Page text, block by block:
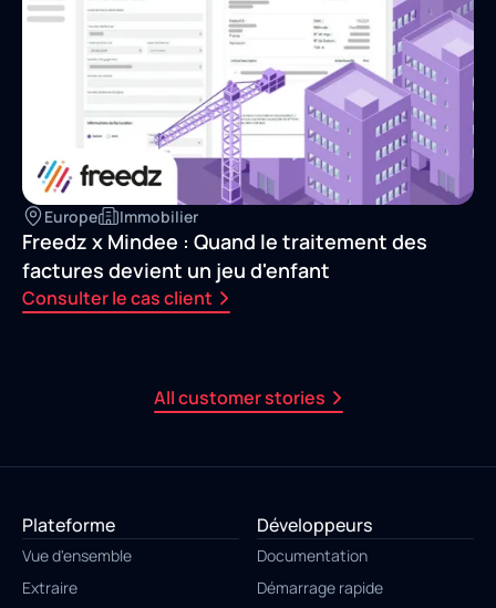
Europe Immobilier
Freedz x Mindee : Quand le traitement des
factures devient un jeu d'enfant
Consulter le cas client
All customer stories
Plateforme
Vue d'ensemble
Extraire
Développeurs
Documentation
Démarrage rapide